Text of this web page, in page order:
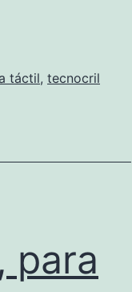
táctil, tecnocril
para